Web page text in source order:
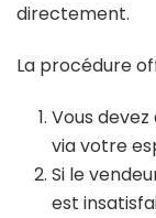
directement.
La procédure
Vous
via votre
Si le
est